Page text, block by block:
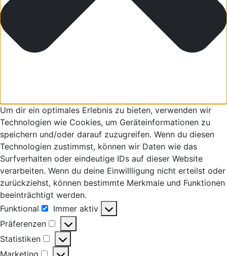
Um dir ein optimales Erlebnis zu bieten, verwenden wir
Technologien wie Cookies, um Geräteinformationen zu
speichern und/oder darauf zuzugreifen. Wenn du diesen
Technologien zustimmst, können wir Daten wie das
Surfverhalten oder eindeutige IDs auf dieser Website
verarbeiten. Wenn du deine Einwillligung nicht erteilst oder
zurückziehst, können bestimmte Merkmale und Funktionen
beeinträchtigt werden.
Funktional
Immer aktiv
Präferenzen
Statistiken
Marketing